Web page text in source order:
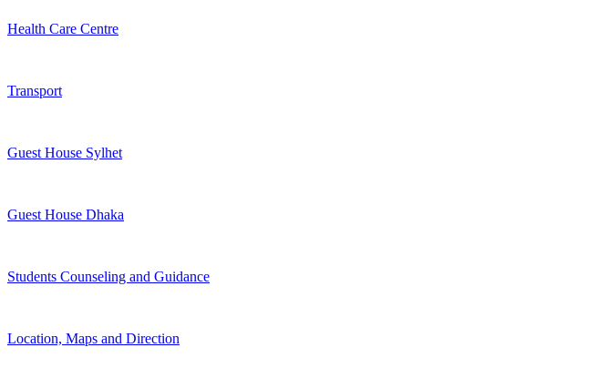
Health Care Centre
Transport
Guest House Sylhet
Guest House Dhaka
Students Counseling and Guidance
Location, Maps and Direction